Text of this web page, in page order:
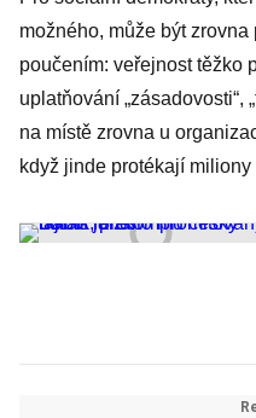
možného, může být
poučením: veřejnost těžko
uplatňování „zásadovosti“,
na místě zrovna u
když jinde protékají